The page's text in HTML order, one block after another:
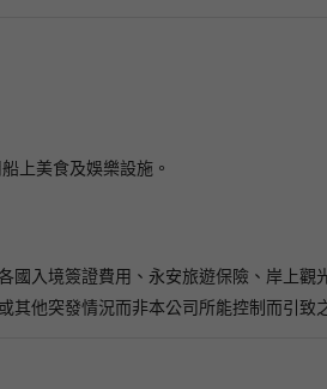
上美食及娛樂設施。
國入境簽證費用、永安旅遊保險、岸上觀
其他突發情況而非本公司所能控制而引致